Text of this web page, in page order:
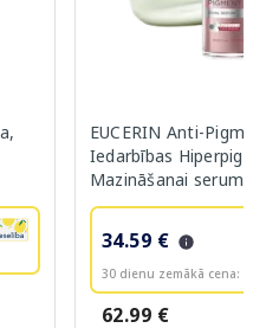
EUCERIN Anti-
Iedarbības
Mazināšanai
34.59 €
30 dienu zemākā cena:
62.99 €